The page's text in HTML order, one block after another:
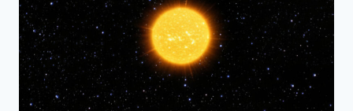
MAN
NEBEL
(NGC1977)
IM
STERNBILD
ORION